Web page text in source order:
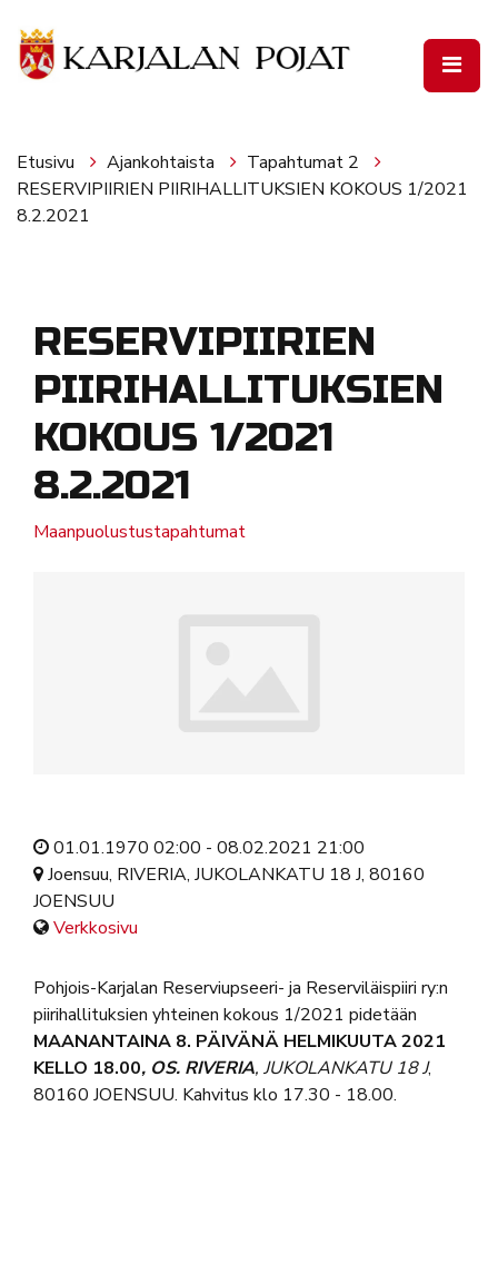
Etusivu Ajankohtaista
Tapahtumat 2
RESERVIPIIRIEN PIIRIHALLITUKSIEN KOKOUS 1/2021
8.2.2021
RESERVIPIIRIEN
PIIRIHALLITUKSIEN
KOKOUS 1/2021
8.2.2021
Maanpuolustustapahtumat
01.01.1970 02:00 - 08.02.2021 21:00
Joensuu, RIVERIA, JUKOLANKATU 18 J, 80160
JOENSUU
Verkkosivu
Pohjois-Karjalan Reserviupseeri- ja Reserviläispiiri ry:n
piirihallituksien yhteinen kokous 1/2021 pidetään
MAANANTAINA 8. PÄIVÄNÄ HELMIKUUTA 2021
KELLO 18.00, OS. RIVERIA, JUKOLANKATU 18 J,
80160 JOENSUU. Kahvitus klo 17.30 - 18.00.